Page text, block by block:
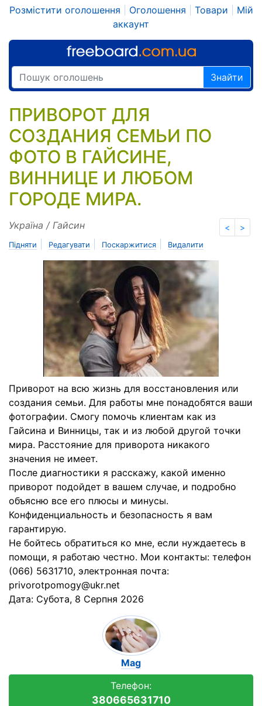
Розмістити оголошення Оголошення Товари
Мій
аккаунт
Знайти
ПРИВОРОТ ДЛЯ
СОЗДАНИЯ СЕМЬИ ПО
ФОТО В ГАЙСИНЕ,
ВИННИЦЕ И ЛЮБОМ
ГОРОДЕ МИРА.
< >
Україна / Гайсин
Підняти Редагувати Поскаржитися Видалити
Приворот на всю жизнь для восстановления или
создания семьи. Для работы мне понадобятся ваши
фотографии. Смогу помочь клиентам как из
Гайсина и Винницы, так и из любой другой точки
мира. Расстояние для приворота никакого
значения не имеет.
После диагностики я расскажу, какой именно
приворот подойдет в вашем случае, и подробно
объясню все его плюсы и минусы.
Конфиденциальность и безопасность я вам
гарантирую.
Не бойтесь обратиться ко мне, если нуждаетесь в
помощи, я работаю честно. Мои контакты: телефон
(066) 5631710, электронная почта:
privorotpomogy@ukr.net
Дата: Субота, 8 Серпня 2026
Mag
Телефон:
380665631710